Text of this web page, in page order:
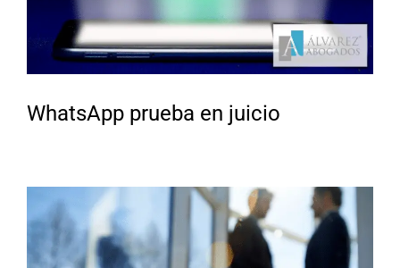
WhatsApp prueba en juicio